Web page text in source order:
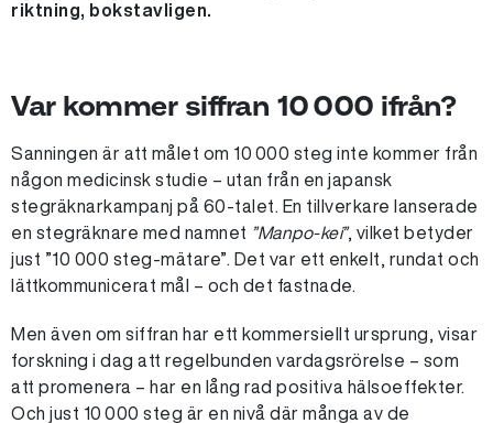
riktning, bokstavligen.
Var kommer siffran 10 000 ifrån?
Sanningen är att målet om 10 000 steg inte kommer från
någon medicinsk studie – utan från en japansk
stegräknarkampanj på 60-talet. En tillverkare lanserade
en stegräknare med namnet ”Manpo-kei”, vilket betyder
just ”10 000 steg-mätare”. Det var ett enkelt, rundat och
lättkommunicerat mål – och det fastnade.
Men även om siffran har ett kommersiellt ursprung, visar
forskning i dag att regelbunden vardagsrörelse – som
att promenera – har en lång rad positiva hälsoeffekter.
Och just 10 000 steg är en nivå där många av de